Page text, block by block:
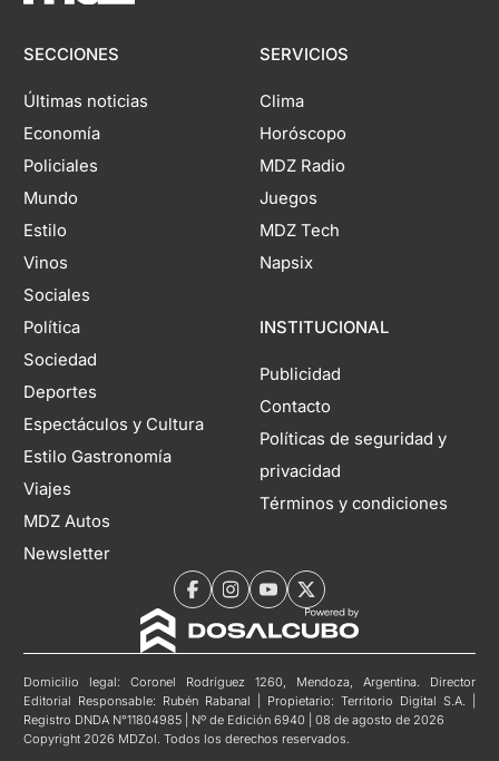
SECCIONES
Últimas noticias
Economía
Policiales
Mundo
Estilo
Vinos
Sociales
Política
Sociedad
Deportes
Espectáculos y Cultura
Estilo Gastronomía
Viajes
MDZ Autos
Newsletter
SERVICIOS
Clima
Horóscopo
MDZ Radio
Juegos
MDZ Tech
Napsix
INSTITUCIONAL
Publicidad
Contacto
Políticas de seguridad y
privacidad
Términos y condiciones
Domicilio legal: Coronel Rodríguez 1260, Mendoza, Argentina. Director
Editorial Responsable: Rubén Rabanal | Propietario: Territorio Digital S.A. |
Registro DNDA N°11804985 | Nº de Edición 6940 | 08 de agosto de 2026
Copyright 2026 MDZol. Todos los derechos reservados.